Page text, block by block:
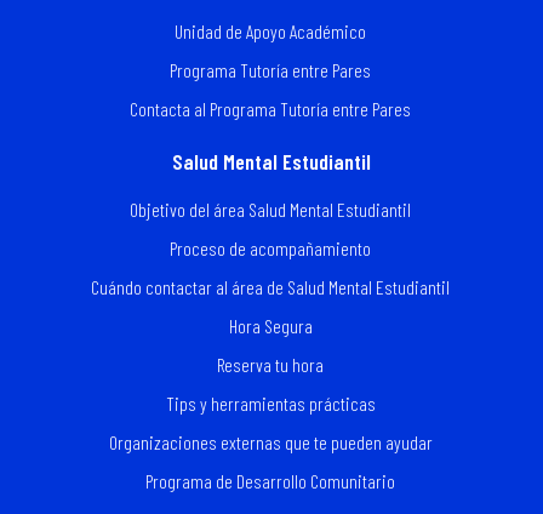
Unidad de Apoyo Académico
Programa Tutoría entre Pares
Contacta al Programa Tutoría entre Pares
Salud Mental Estudiantil
Objetivo del área Salud Mental Estudiantil
Proceso de acompañamiento
Cuándo contactar al área de Salud Mental Estudiantil
Hora Segura
Reserva tu hora
Tips y herramientas prácticas
Organizaciones externas que te pueden ayudar
Programa de Desarrollo Comunitario